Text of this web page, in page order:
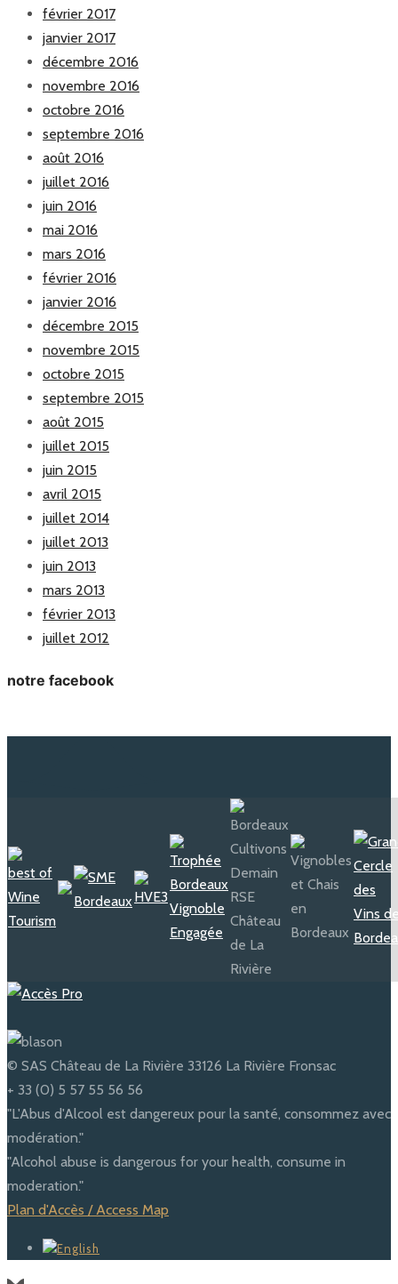
février 2017
janvier 2017
décembre 2016
novembre 2016
octobre 2016
septembre 2016
août 2016
juillet 2016
juin 2016
mai 2016
mars 2016
février 2016
janvier 2016
décembre 2015
novembre 2015
octobre 2015
septembre 2015
août 2015
juillet 2015
juin 2015
avril 2015
juillet 2014
juillet 2013
juin 2013
mars 2013
février 2013
juillet 2012
notre facebook
© SAS Château de La Rivière 33126 La Rivière Fronsac
+ 33 (0) 5 57 55 56 56
"L'Abus d'Alcool est dangereux pour la santé, consommez avec
modération."
"Alcohol abuse is dangerous for your health, consume in
moderation."
Plan d'Accès / Access Map